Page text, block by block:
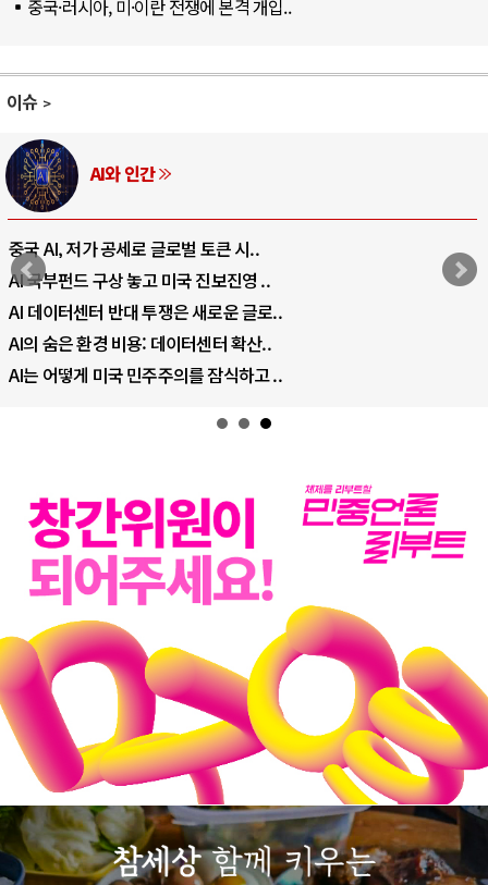
중국·러시아, 미·이란 전쟁에 본격 개입..
이슈
AI와 인간
중국 AI, 저가 공세로 글로벌 토큰 시..
AI 국부펀드 구상 놓고 미국 진보진영 ..
AI 데이터센터 반대 투쟁은 새로운 글로..
AI의 숨은 환경 비용: 데이터센터 확산..
AI는 어떻게 미국 민주주의를 잠식하고 ..